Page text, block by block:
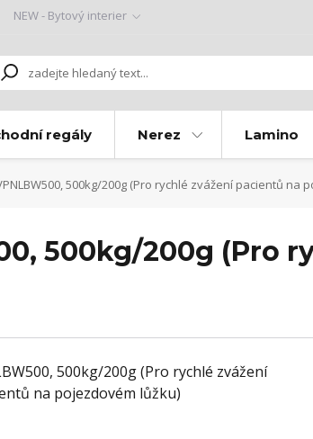
NEW - Bytový interier
regály Nerez Lamino
500kg/200g (Pro rychlé zvážení pacientů na
500kg/200g (Pro